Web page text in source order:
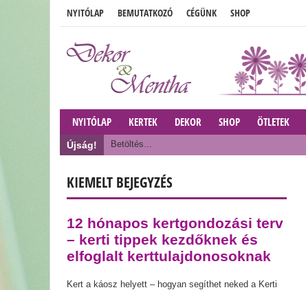
NYITÓLAP BEMUTATKOZÓ CÉGÜNK SHOP
NYITÓLAP KERTEK DEKOR SHOP ÖTLETEK
Újság! Betöltés...
KIEMELT BEJEGYZÉS
12 hónapos kertgondozási terv
– kerti tippek kezdőknek és
elfoglalt kerttulajdonosoknak
Kert a káosz helyett – hogyan segíthet neked a Kerti